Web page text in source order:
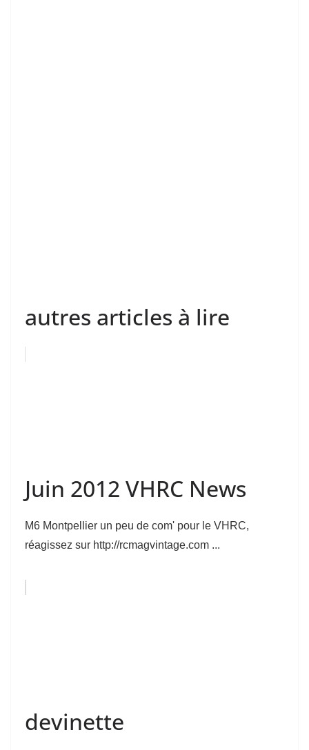
autres articles à lire
Juin 2012 VHRC News
M6 Montpellier un peu de com' pour le VHRC,
réagissez sur http://rcmagvintage.com ...
devinette